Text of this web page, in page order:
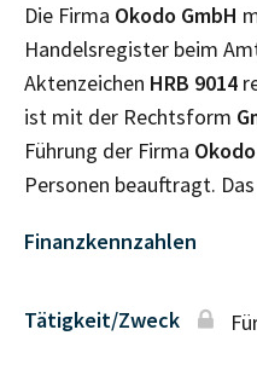
Die Firma Okodo GmbH
Handelsregister beim
Aktenzeichen HRB 9014
ist mit der Rechtsform
Führung der Firma
Personen beauftragt.
Finanzkennzahlen
Tätigkeit/Zweck